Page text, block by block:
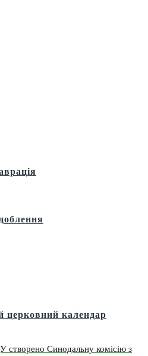
церковний календар
Синодальну комісію з